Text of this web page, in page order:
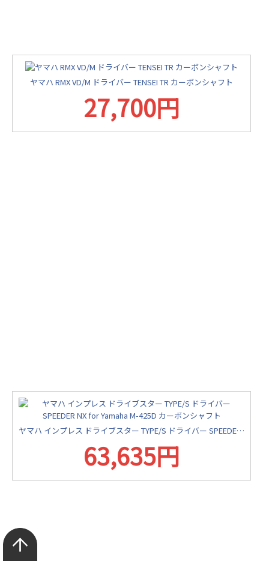
ヤマハ RMX VD/M ドライバー TENSEI TR カーボンシャフト
27,700円
ヤマハ インプレス ドライブスター TYPE/S ドライバー SPEEDER NX for Yamaha M-425D カーボンシャフト
63,635円